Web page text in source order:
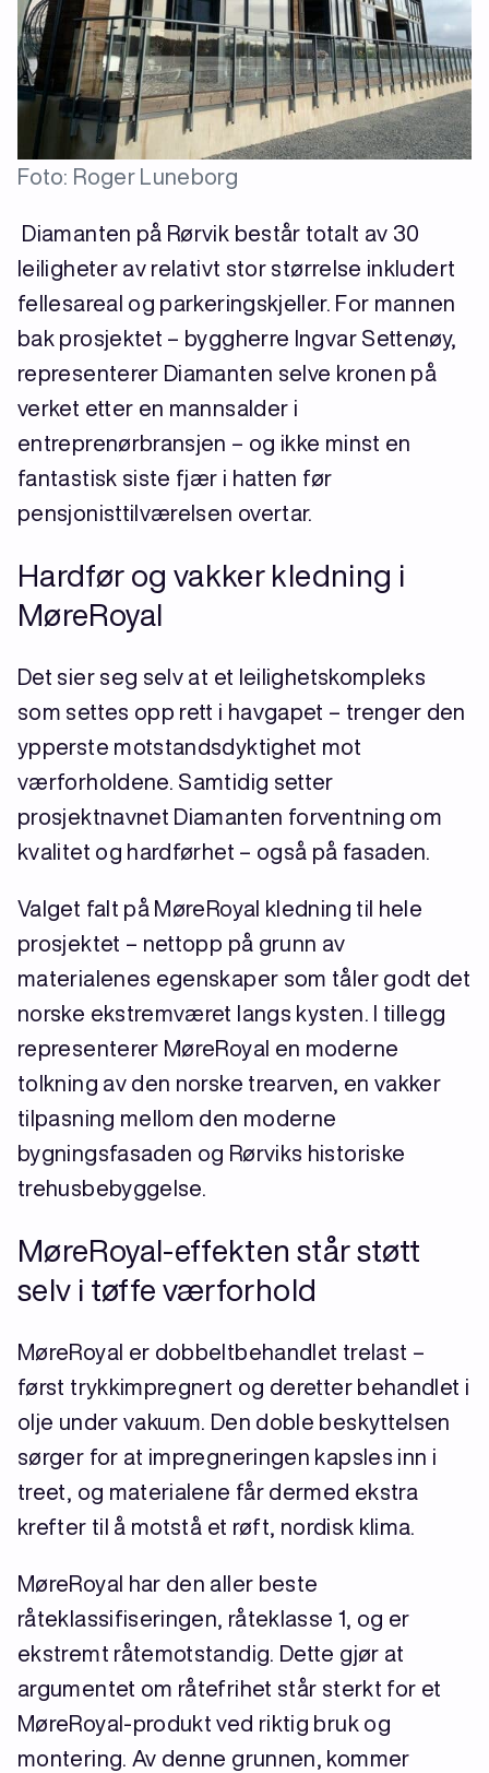
Foto: Roger Luneborg
Diamanten på Rørvik består totalt av 30
leiligheter av relativt stor størrelse inkludert
fellesareal og parkeringskjeller. For mannen
bak prosjektet – byggherre Ingvar Settenøy,
representerer Diamanten selve kronen på
verket etter en mannsalder i
entreprenørbransjen – og ikke minst en
fantastisk siste fjær i hatten før
pensjonisttilværelsen overtar.
Hardfør og vakker kledning i
MøreRoyal
Det sier seg selv at et leilighetskompleks
som settes opp rett i havgapet – trenger den
ypperste motstandsdyktighet mot
værforholdene. Samtidig setter
prosjektnavnet Diamanten forventning om
kvalitet og hardførhet – også på fasaden.
Valget falt på MøreRoyal kledning til hele
prosjektet – nettopp på grunn av
materialenes egenskaper som tåler godt det
norske ekstremværet langs kysten. I tillegg
representerer MøreRoyal en moderne
tolkning av den norske trearven, en vakker
tilpasning mellom den moderne
bygningsfasaden og Rørviks historiske
trehusbebyggelse.
MøreRoyal-effekten står støtt
selv i tøffe værforhold
MøreRoyal er dobbeltbehandlet trelast –
først trykkimpregnert og deretter behandlet i
olje under vakuum. Den doble beskyttelsen
sørger for at impregneringen kapsles inn i
treet, og materialene får dermed ekstra
krefter til å motstå et røft, nordisk klima.
MøreRoyal har den aller beste
råteklassifiseringen, råteklasse 1, og er
ekstremt råtemotstandig. Dette gjør at
argumentet om råtefrihet står sterkt for et
MøreRoyal-produkt ved riktig bruk og
montering. Av denne grunnen, kommer